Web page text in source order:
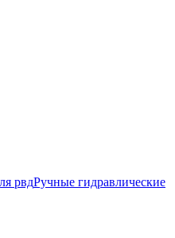
рвдРучные гидравлические